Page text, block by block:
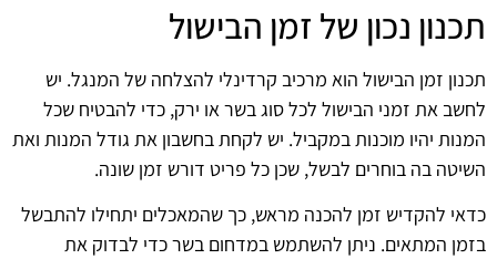
תכנון נכון של זמן הבישול
תכנון זמן הבישול הוא מרכיב קרדינלי להצלחה של המנגל. יש
לחשב את זמני הבישול לכל סוג בשר או ירק, כדי להבטיח שכל
המנות יהיו מוכנות במקביל. יש לקחת בחשבון את גודל המנות ואת
השיטה בה בוחרים לבשל, שכן כל פריט דורש זמן שונה.
כדאי להקדיש זמן להכנה מראש, כך שהמאכלים יתחילו להתבשל
בזמן המתאים. ניתן להשתמש במדחום בשר כדי לבדוק את